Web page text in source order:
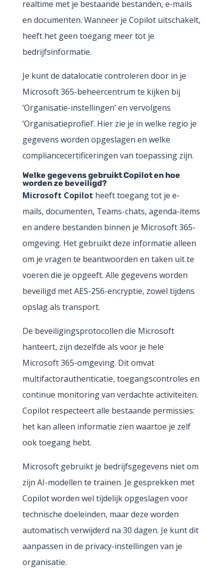
realtime met je bestaande bestanden, e-mails
en documenten. Wanneer je Copilot uitschakelt,
heeft het geen toegang meer tot je
bedrijfsinformatie.
Je kunt de datalocatie controleren door in je
Microsoft 365-beheercentrum te kijken bij
‘Organisatie-instellingen’ en vervolgens
‘Organisatieprofiel’. Hier zie je in welke regio je
gegevens worden opgeslagen en welke
compliancecertificeringen van toepassing zijn.
Welke gegevens gebruikt Copilot en hoe
worden ze beveiligd?
Microsoft Copilot heeft toegang tot je e-
mails, documenten, Teams-chats, agenda-items
en andere bestanden binnen je Microsoft 365-
omgeving. Het gebruikt deze informatie alleen
om je vragen te beantwoorden en taken uit te
voeren die je opgeeft. Alle gegevens worden
beveiligd met AES-256-encryptie, zowel tijdens
opslag als transport.
De beveiligingsprotocollen die Microsoft
hanteert, zijn dezelfde als voor je hele
Microsoft 365-omgeving. Dit omvat
multifactorauthenticatie, toegangscontroles en
continue monitoring van verdachte activiteiten.
Copilot respecteert alle bestaande permissies:
het kan alleen informatie zien waartoe je zelf
ook toegang hebt.
Microsoft gebruikt je bedrijfsgegevens niet om
zijn AI-modellen te trainen. Je gesprekken met
Copilot worden wel tijdelijk opgeslagen voor
technische doeleinden, maar deze worden
automatisch verwijderd na 30 dagen. Je kunt dit
aanpassen in de privacy-instellingen van je
organisatie.